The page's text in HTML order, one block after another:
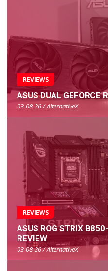
REVIEWS
ASUS DUAL GEFORCE
03-08-26 / AlternativeX
REVIEWS
ASUS ROG STRIX
REVIEW
03-08-26 / AlternativeX